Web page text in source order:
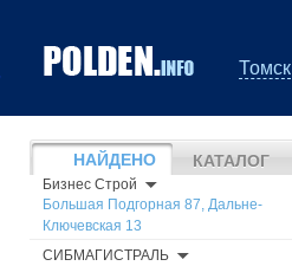
Томск
НАЙДЕНО КАТАЛОГ
Бизнес Строй
Большая Подгорная 87, Дальне-
Ключевская 13
СИБМАГИСТРАЛЬ